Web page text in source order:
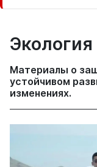
Экология
Материалы о
устойчивом
изменениях.